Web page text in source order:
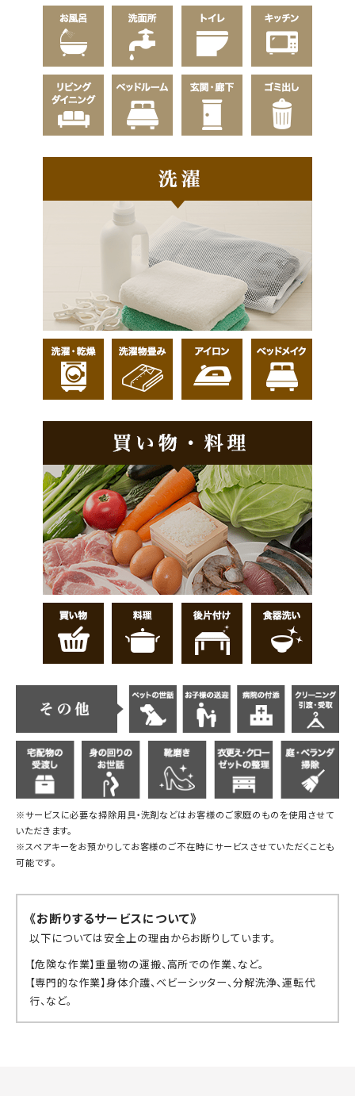
※サービスに必要な掃除用具・洗剤などはお客様のご家庭のものを使用させて
いただきます。
※スペアキーをお預かりしてお客様のご不在時にサービスさせていただくことも
可能です。
《お断りするサービスについて》
以下については安全上の理由からお断りしています。
【危険な作業】重量物の運搬、高所での作業、など。
【専門的な作業】身体介護、ベビーシッター、分解洗浄、運転代
行、など。